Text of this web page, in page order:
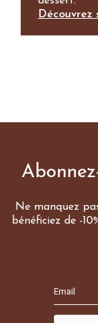
Découvrez
Ne manquez
bénéficiez de -